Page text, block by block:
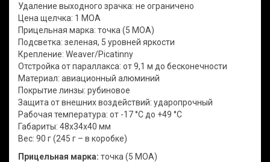
Удаление выходного зрачка: не ограничено
Цена щелчка: 1 MOA
Прицельная марка: точка (5 MOA)
Подсветка: зеленая, 5 уровней яркости
Крепление: Weaver/Picatinny
Отстройка от параллакса: от 9,1 м до бесконечности
Материал: авиационный алюминий
Покрытие линзы: рубиновое
Защита от внешних воздействий: ударопрочный
Рабочая температура: от -17 °C до +49 °C
Габариты: 48х34х40 мм
Вес: 90 г (245 г – в коробке)
Прицельная марка: точка (5 MOA)